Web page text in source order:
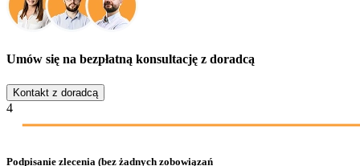
Umów się na bezpłatną konsultację z doradcą
Kontakt z doradcą
4
Podpisanie zlecenia (bez żadnych zobowiązań